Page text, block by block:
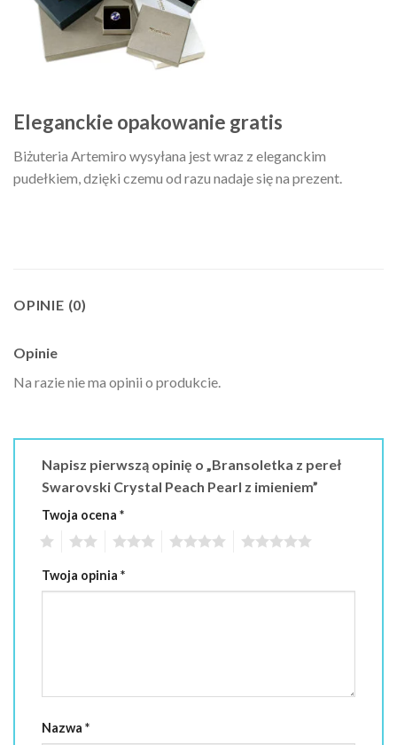
Eleganckie opakowanie gratis
Biżuteria Artemiro wysyłana jest wraz z eleganckim
pudełkiem, dzięki czemu od razu nadaje się na prezent.
OPINIE (0)
Opinie
Na razie nie ma opinii o produkcie.
Napisz pierwszą opinię o „Bransoletka z pereł
Swarovski Crystal Peach Pearl z imieniem”
Twoja ocena *
Twoja opinia *
Nazwa *